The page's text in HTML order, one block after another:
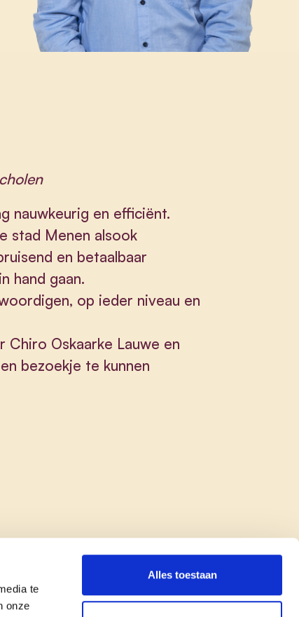
te
onze
Alles toestaan
nauwkeurig en efficiënt.
stad Menen alsook
en betaalbaar
hand gaan.
op ieder niveau en
Oskaarke Lauwe en
bezoekje te kunnen